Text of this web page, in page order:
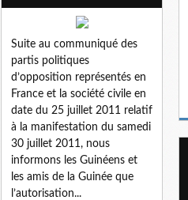
Suite au communiqué des
partis politiques
d’opposition représentés en
France et la société civile en
date du 25 juillet 2011 relatif
à la manifestation du samedi
30 juillet 2011, nous
informons les Guinéens et
les amis de la Guinée que
l’autorisation...